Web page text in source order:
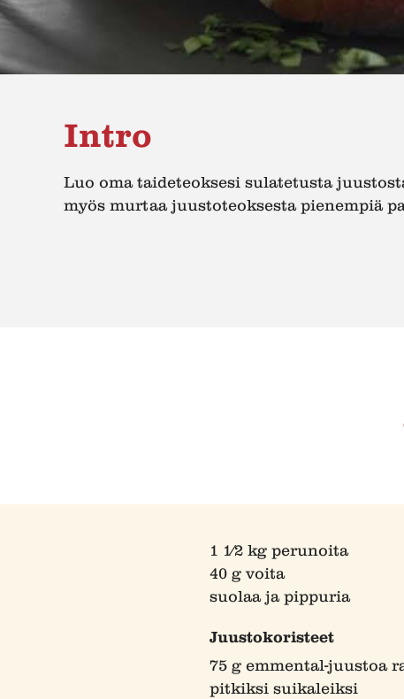
Intro
Luo oma taideteoksesi sulatetusta
myös murtaa juustoteoksesta pienempiä
1 1⁄2 kg perunoita
40 g voita
suolaa ja pippuria
Juustokoristeet
75 g emmental-juustoa
pitkiksi suikaleiksi